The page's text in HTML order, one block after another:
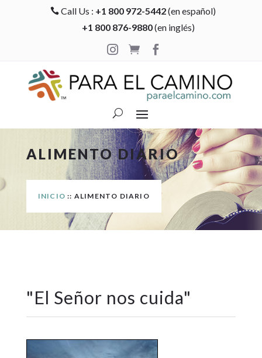
 Call Us : +1 800 972-5442(en español)
+1 800 876-9880(en inglés)

 
ALIMENTO DIARIO
INICIO :: ALIMENTO DIARIO
"El Señor nos cuida"